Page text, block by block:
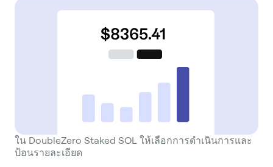
ใน DoubleZero Staked SOL ให้เลือกการดำเนินการและ
ป้อนรายละเอียด